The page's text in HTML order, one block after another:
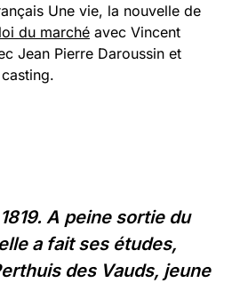
Une vie, la nouvelle de
du marché avec Vincent
Jean Pierre Daroussin et
A peine sortie du
a fait ses études,
des Vauds, jeune